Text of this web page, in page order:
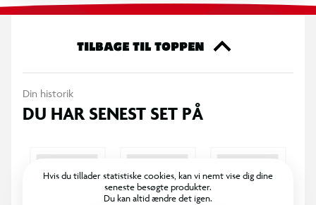
fans af sarte fantasiverdener.
Samlefigur i blindbox – assorteret – én pakke indeholder én
TILBAGE TIL TOPPEN
Din historik
DU HAR SENEST SET PÅ
Hvis du tillader statistiske cookies, kan vi nemt vise dig dine
seneste besøgte produkter.
Du kan altid ændre det igen.